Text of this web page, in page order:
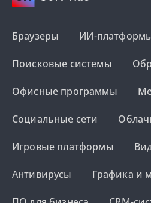
Браузеры ИИ-
Поисковые системы
Офисные программы
Социальные сети
Игровые платформы
Антивирусы Графика и